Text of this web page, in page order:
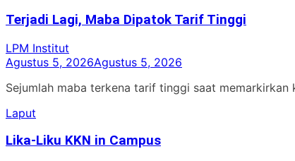
Terjadi Lagi, Maba Dipatok Tarif Tinggi
LPM Institut
Agustus 5, 2026Agustus 5, 2026
Sejumlah maba terkena tarif tinggi saat memarkirkan
Laput
Lika-Liku KKN in Campus